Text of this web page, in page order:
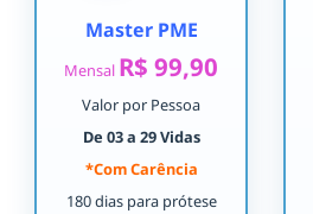
Master PME
Mensal R$ 99,90
Valor por Pessoa
De 03 a 29 Vidas
*Com Carência
180 dias para prótese